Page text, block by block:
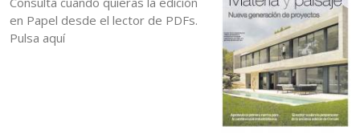
en Papel desde el lector de PDFs.
Pulsa aquí